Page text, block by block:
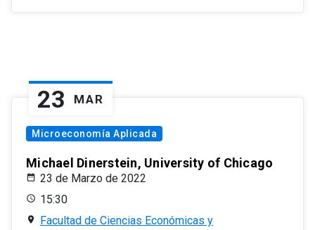
23 MAR
Microeconomía Aplicada
Michael Dinerstein, University of Chicago
23 de Marzo de 2022
15:30
Facultad de Ciencias Económicas y